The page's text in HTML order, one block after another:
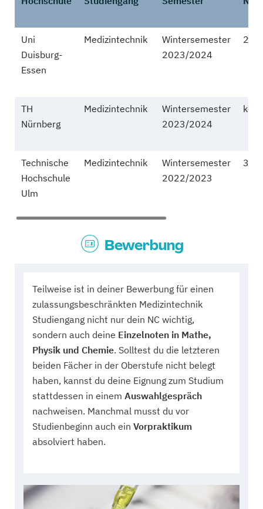
Uni
Duisburg-
Essen
Medizintechnik
Wintersemester
2023/2024
2,7
TH
Nürnberg
Medizintechnik
Wintersemester
2023/2024
kein
Technische
Hochschule
Ulm
Medizintechnik
Wintersemester
2022/2023
3,1
Bewerbung
Teilweise ist in deiner Bewerbung für einen
zulassungsbeschränkten Medizintechnik
Studiengang nicht nur dein NC wichtig,
sondern auch deine Einzelnoten in Mathe,
Physik und Chemie. Solltest du die letzteren
beiden Fächer in der Oberstufe nicht belegt
haben, kannst du deine Eignung zum Studium
stattdessen in einem Auswahlgespräch
nachweisen. Manchmal musst du vor
Studienbeginn auch ein Vorpraktikum
absolviert haben.